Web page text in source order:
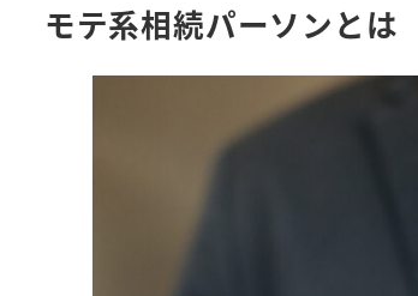
モテ系相続パーソンとは